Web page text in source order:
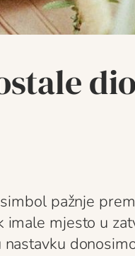
pažnje
mjesto u